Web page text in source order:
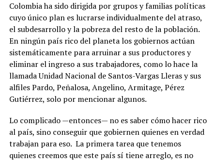
Colombia ha sido dirigida por grupos y familias políticas
cuyo único plan es lucrarse individualmente del atraso,
el subdesarrollo y la pobreza del resto de la población.
En ningún país rico del planeta los gobiernos actúan
sistemáticamente para arruinar a sus productores y
eliminar el ingreso a sus trabajadores, como lo hace la
llamada Unidad Nacional de Santos-Vargas Lleras y sus
alfiles Pardo, Peñalosa, Angelino, Armitage, Pérez
Gutiérrez, solo por mencionar algunos.
Lo complicado —entonces— no es saber cómo hacer rico
al país, sino conseguir que gobiernen quienes en verdad
trabajan para eso. La primera tarea que tenemos
quienes creemos que este país sí tiene arreglo, es no